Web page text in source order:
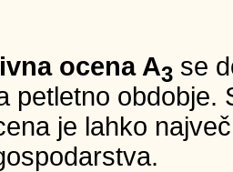
ocena A3 se
petletno obdobje.
je lahko